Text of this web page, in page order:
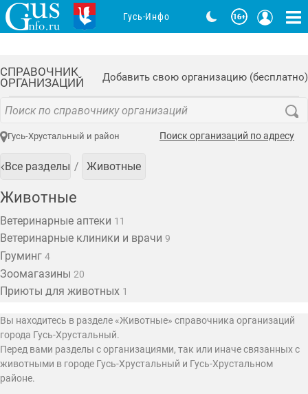
СПРАВОЧНИК
ОРГАНИЗАЦИЙ
Добавить свою организацию (бесплатно)
Гусь-Хрустальный и район Поиск организаций по адресу
Все разделы Животные
Животные
Ветеринарные аптеки 11
Ветеринарные клиники и врачи 9
Груминг 4
Зоомагазины 20
Приюты для животных 1
Вы находитесь в разделе «Животные» справочника организаций
города Гусь-Хрустальный.
Перед вами разделы с организациями, так или иначе связанных с
животными в городе Гусь-Хрустальный и Гусь-Хрустальном
районе.
Гусь-Инфо